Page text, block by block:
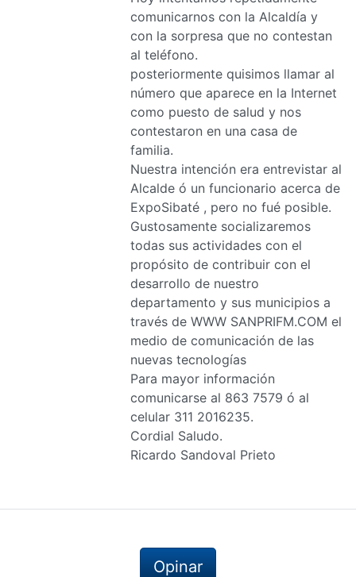
comunicarnos con la Alcaldía y
con la sorpresa que no contestan
al teléfono.
posteriormente quisimos llamar al
número que aparece en la Internet
como puesto de salud y nos
contestaron en una casa de
familia.
Nuestra intención era entrevistar al
Alcalde ó un funcionario acerca de
ExpoSibaté , pero no fué posible.
Gustosamente socializaremos
todas sus actividades con el
propósito de contribuir con el
desarrollo de nuestro
departamento y sus municipios a
través de WWW SANPRIFM.COM el
medio de comunicación de las
nuevas tecnologías
Para mayor información
comunicarse al 863 7579 ó al
celular 311 2016235.
Cordial Saludo.
Ricardo Sandoval Prieto
Opinar